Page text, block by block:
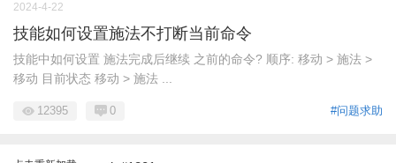
表格相关 功能使用
其他/问题求助
2024-4-22
技能如何设置施法不打断当前命令
技能中如何设置 施法完成后继续 之前的命令? 顺序: 移动 > 施法 >
移动 目前状态 移动 > 施法 ...
#问题求助
12395 0